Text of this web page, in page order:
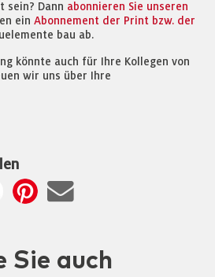
sein? Dann abonnieren Sie unseren
ein Abonnement der Print bzw. der
bau ab.
könnte auch für Ihre Kollegen von
wir uns über Ihre
Sie auch